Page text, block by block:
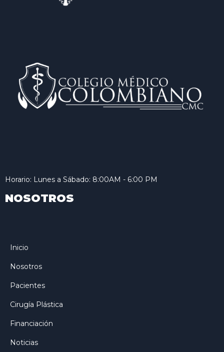
Horario: Lunes a Sábado: 8:00AM - 6:00 PM
NOSOTROS
Inicio
Nosotros
Pacientes
Cirugía Plástica
Financiación
Noticias